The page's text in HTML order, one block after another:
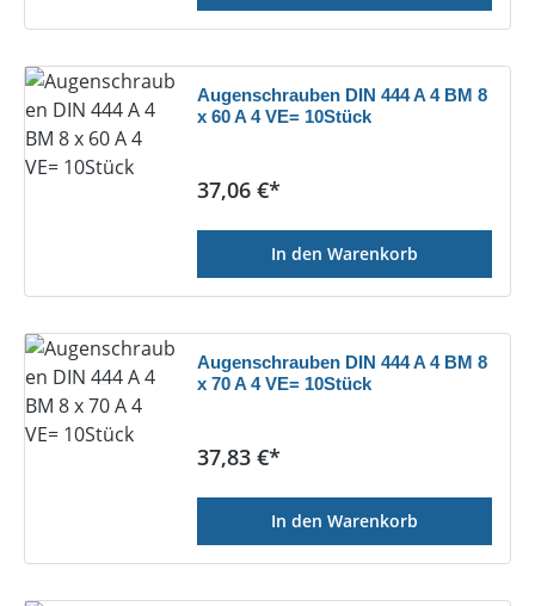
Augenschrauben DIN 444 A 4 BM 8
x 60 A 4 VE= 10Stück
Regulärer Preis:
37,06 €*
In den Warenkorb
Augenschrauben DIN 444 A 4 BM 8
x 70 A 4 VE= 10Stück
Regulärer Preis:
37,83 €*
In den Warenkorb